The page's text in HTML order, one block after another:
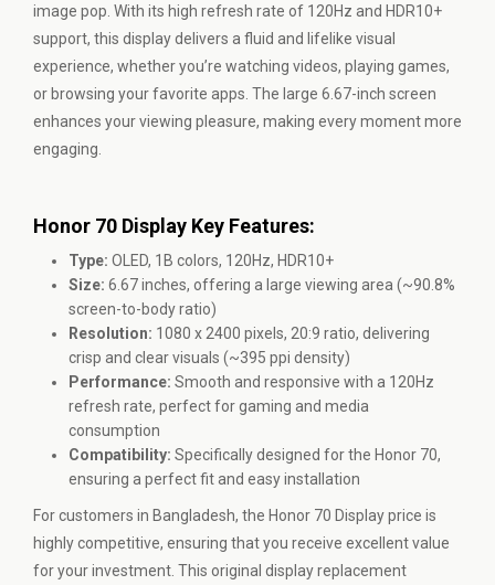
image pop. With its high refresh rate of 120Hz and HDR10+
support, this display delivers a fluid and lifelike visual
experience, whether you’re watching videos, playing games,
or browsing your favorite apps. The large 6.67-inch screen
enhances your viewing pleasure, making every moment more
engaging.
Honor 70 Display Key Features:
Type: OLED, 1B colors, 120Hz, HDR10+
Size: 6.67 inches, offering a large viewing area (~90.8%
screen-to-body ratio)
Resolution: 1080 x 2400 pixels, 20:9 ratio, delivering
crisp and clear visuals (~395 ppi density)
Performance: Smooth and responsive with a 120Hz
refresh rate, perfect for gaming and media
consumption
Compatibility: Specifically designed for the Honor 70,
ensuring a perfect fit and easy installation
For customers in Bangladesh, the Honor 70 Display price is
highly competitive, ensuring that you receive excellent value
for your investment. This original display replacement